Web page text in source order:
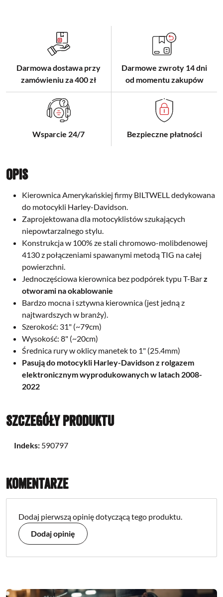
Darmowa dostawa przy
zamówieniu za 400 zł
Darmowe zwroty 14 dni
od momentu zakupów
Wsparcie 24/7 Bezpieczne płatności
Opis
Kierownica Amerykańskiej firmy BILTWELL dedykowana
do motocykli Harley-Davidson.
Zaprojektowana dla motocyklistów szukających
niepowtarzalnego stylu.
Konstrukcja w 100% ze stali chromowo-molibdenowej
4130 z połączeniami spawanymi metodą TIG na całej
powierzchni.
Jednoczęściowa kierownica bez podpórek typu T-Barz
otworami na okablowanie
Bardzo mocna i sztywna kierownica (jest jedną z
najtwardszych w branży).
Szerokość: 31" (~79cm)
Wysokość: 8" (~20cm)
Średnica rury w oklicy manetek to 1" (25.4mm)
Pasują do motocykli Harley-Davidson z rolgazem
elektronicznym wyprodukowanych w latach 2008-
2022
Szczegóły produktu
Indeks: 590797
Komentarze
Dodaj pierwszą opinię dotyczącą tego produktu.
Dodaj opinię